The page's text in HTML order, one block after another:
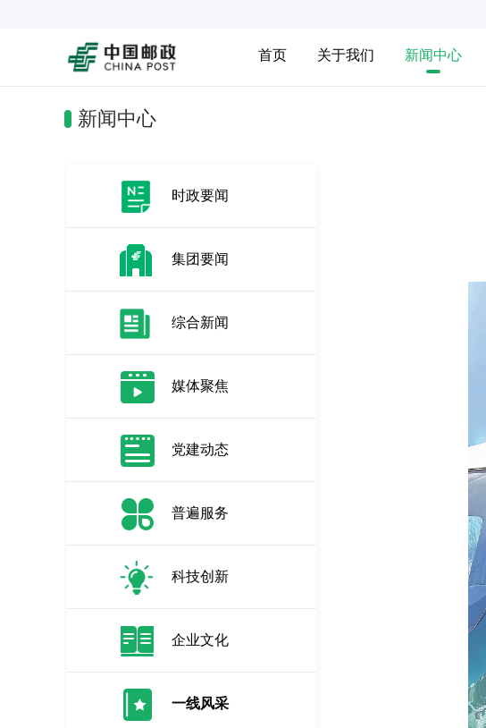
首页 关于我们 新闻中心
新闻中心
时政要闻
集团要闻
综合新闻
媒体聚焦
党建动态
普遍服务
科技创新
企业文化
一线风采